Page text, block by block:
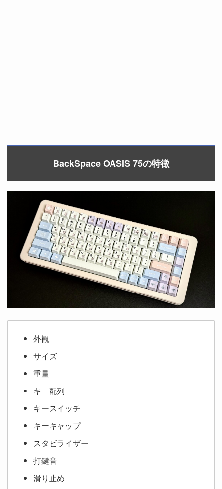
BackSpace OASIS 75の特徴
外観
サイズ
重量
キー配列
キースイッチ
キーキャップ
スタビライザー
打鍵音
滑り止め